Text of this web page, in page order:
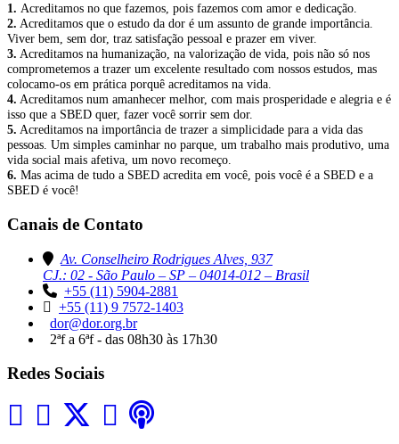
1. Acreditamos no que fazemos, pois fazemos com amor e dedicação.
2. Acreditamos que o estudo da dor é um assunto de grande importância.
Viver bem, sem dor, traz satisfação pessoal e prazer em viver.
3. Acreditamos na humanização, na valorização de vida, pois não só nos
comprometemos a trazer um excelente resultado com nossos estudos, mas
colocamo-os em prática porquê acreditamos na vida.
4. Acreditamos num amanhecer melhor, com mais prosperidade e alegria e é
isso que a SBED quer, fazer você sorrir sem dor.
5. Acreditamos na importância de trazer a simplicidade para a vida das
pessoas. Um simples caminhar no parque, um trabalho mais produtivo, uma
vida social mais afetiva, um novo recomeço.
6. Mas acima de tudo a SBED acredita em você, pois você é a SBED e a
SBED é você!
Canais de Contato
Av. Conselheiro Rodrigues Alves, 937
CJ.: 02 - São Paulo – SP – 04014-012 – Brasil
+55 (11) 5904-2881
+55 (11) 9 7572-1403
dor@dor.org.br
2ªf a 6ªf - das 08h30 às 17h30
Redes Sociais